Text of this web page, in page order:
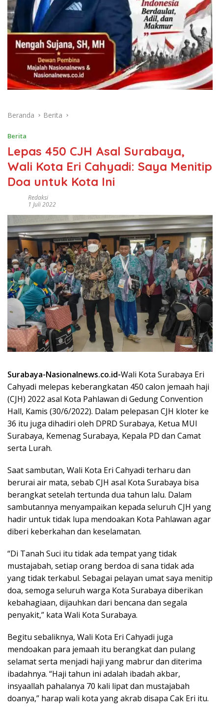
Beranda Berita
Berita
Lepas 450 CJH Asal Surabaya,
Wali Kota Eri Cahyadi: Saya Menitip
Doa untuk Kota Ini
Redaksi
1 Juli 2022
Surabaya-Nasionalnews.co.id-Wali Kota Surabaya Eri
Cahyadi melepas keberangkatan 450 calon jemaah haji
(CJH) 2022 asal Kota Pahlawan di Gedung Convention
Hall, Kamis (30/6/2022). Dalam pelepasan CJH kloter ke
36 itu juga dihadiri oleh DPRD Surabaya, Ketua MUI
Surabaya, Kemenag Surabaya, Kepala PD dan Camat
serta Lurah.
Saat sambutan, Wali Kota Eri Cahyadi terharu dan
berurai air mata, sebab CJH asal Kota Surabaya bisa
berangkat setelah tertunda dua tahun lalu. Dalam
sambutannya menyampaikan kepada seluruh CJH yang
hadir untuk tidak lupa mendoakan Kota Pahlawan agar
diberi keberkahan dan keselamatan.
“Di Tanah Suci itu tidak ada tempat yang tidak
mustajabah, setiap orang berdoa di sana tidak ada
yang tidak terkabul. Sebagai pelayan umat saya menitip
doa, semoga seluruh warga Kota Surabaya diberikan
kebahagiaan, dijauhkan dari bencana dan segala
penyakit,” kata Wali Kota Surabaya.
Begitu sebaliknya, Wali Kota Eri Cahyadi juga
mendoakan para jemaah itu berangkat dan pulang
selamat serta menjadi haji yang mabrur dan diterima
ibadahnya. “Haji tahun ini adalah ibadah akbar,
insyaallah pahalanya 70 kali lipat dan mustajabah
doanya,” harap wali kota yang akrab disapa Cak Eri itu.